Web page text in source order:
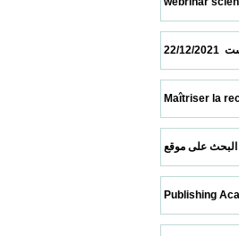
Maîtriser
Publishing